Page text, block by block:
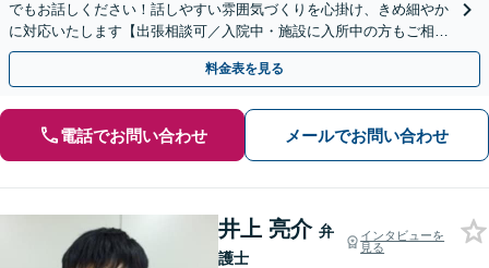
でもお話しください！話しやすい雰囲気づくりを心掛け、きめ細やか
に対応いたします【出張相談可／入院中・施設に入所中の方もご相談
ください】【子連れ相談・車いす利用可】
料金表を見る
電話でお問い合わせ メールでお問い合わせ
井上 亮介 弁
護士
インタビューを
見る